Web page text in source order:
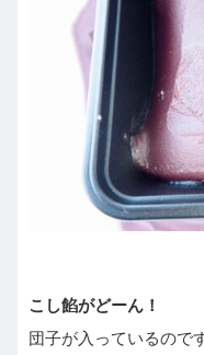
こし餡がどーん！
団子が入っているので